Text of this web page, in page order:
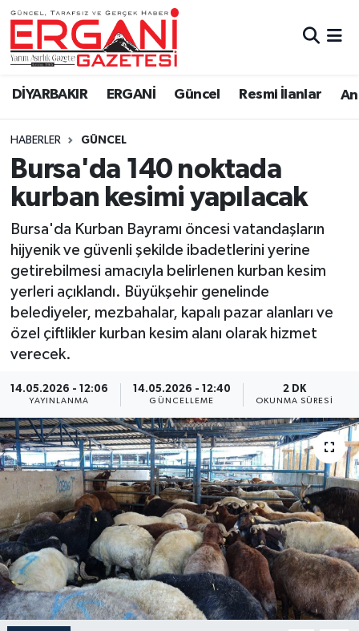
DİYARBAKIR ERGANİ Güncel Resmi İlanlar
HABERLER GÜNCEL
Bursa'da 140 noktada
kurban kesimi yapılacak
Bursa'da Kurban Bayramı öncesi vatandaşların
hijyenik ve güvenli şekilde ibadetlerini yerine
getirebilmesi amacıyla belirlenen kurban kesim
yerleri açıklandı. Büyükşehir genelinde
belediyeler, mezbahalar, kapalı pazar alanları ve
özel çiftlikler kurban kesim alanı olarak hizmet
verecek.
14.05.2026 - 12:06
YAYINLANMA
14.05.2026 - 12:40
GÜNCELLEME
2 DK
OKUNMA SÜRESI
DİYARBAKIR
BİSMİL
BAĞLAR
ERGANİ
Güncel
Eği̇ti̇m
Resmi İlanlar
Sağlık
Si̇yaset
Spor
Yaşam
Anali̇z
Bi̇li̇m & Teknoloji̇
Dünya
Eği̇ti̇m
Ergani Nöbetçi Eczaneler
Ergani Hava Durumu
Ergani Trafik Yoğunluk Haritası
Süper Lig Puan Durumu ve Fikstür
Tüm Manşetler
Son Dakika Haberleri
Haber Arşivi